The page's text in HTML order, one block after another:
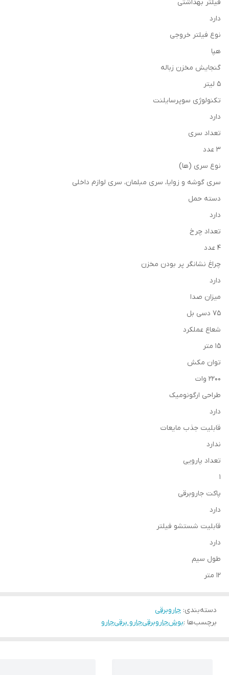
فیلتر بهداشتی
دارد
نوع فیلتر خروجی
هپا
گنجایش مخزن زباله
5 لیتر
تکنولوژی سوپرسایلنت
دارد
تعداد سری
3 عدد
نوع سری (ها)
سری گوشه و زوایا، سری مبلمان، سری لوازم داخلی
دسته حمل
دارد
تعداد چرخ
4 عدد
چراغ نشانگر پر بودن مخزن
دارد
میزان صدا
75 دسی بل
شعاع عملکرد
15 متر
توان مکش
2200 وات
طراحی ارگونومیک
دارد
قابلیت جذب مایعات
ندارد
تعداد پارویی
1
پاکت جاروبرقی
دارد
قابلیت شستشو فیلتر
دارد
طول سیم
12 متر
دسته‌بندی: جاروبرقی
برچسب‌ها :بوشجاروبرقیجارو برقیجارو